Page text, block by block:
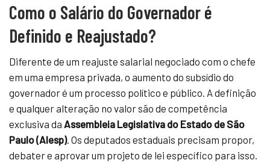
Como o Salário do Governador é
Definido e Reajustado?
Diferente de um reajuste salarial negociado com o chefe
em uma empresa privada, o aumento do subsídio do
governador é um processo político e público. A definição
e qualquer alteração no valor são de competência
exclusiva da Assembleia Legislativa do Estado de São
Paulo (Alesp). Os deputados estaduais precisam propor,
debater e aprovar um projeto de lei específico para isso.